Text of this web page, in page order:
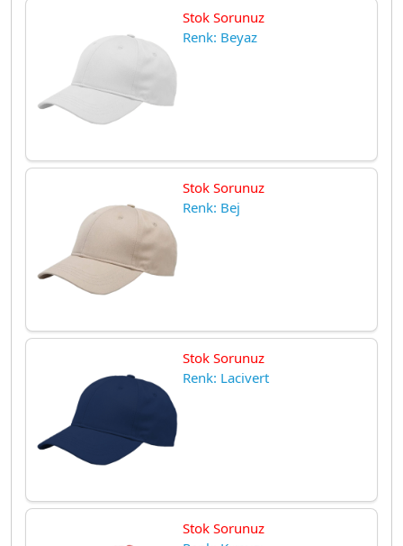
Stok Sorunuz
Renk: Beyaz
Stok Sorunuz
Renk: Bej
Stok Sorunuz
Renk: Lacivert
Stok Sorunuz